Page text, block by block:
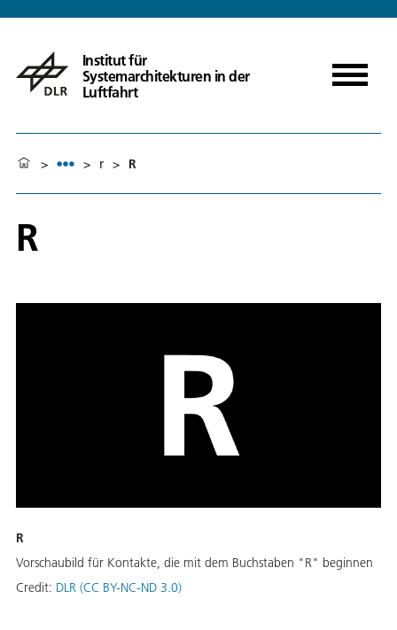
Institut für
Systemarchitekturen in der
Luftfahrt
> > r > R
R
R
Vorschaubild für Kontakte, die mit dem Buchstaben "R" beginnen
Credit: DLR (CC BY-NC-ND 3.0)